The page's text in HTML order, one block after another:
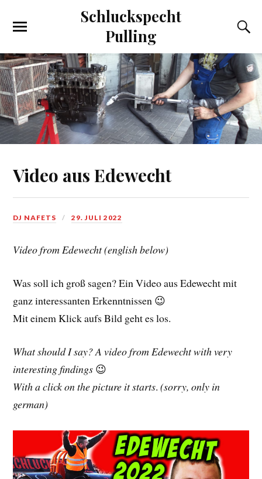
Schluckspecht
Pulling
Video aus Edewecht
DJ NAFETS 29. JULI 2022
Video from Edewecht (english below)
Was soll ich groß sagen? Ein Video aus Edewecht mit
ganz interessanten Erkenntnissen 😉
Mit einem Klick aufs Bild geht es los.
What should I say? A video from Edewecht with very
interesting findings 😉
With a click on the picture it starts. (sorry, only in
german)